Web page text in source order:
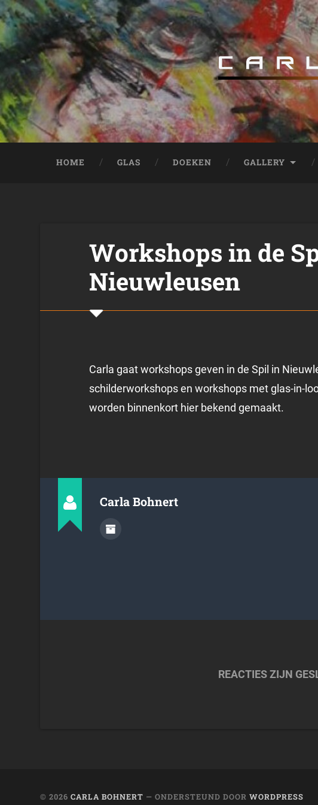
HOME GLAS DOEKEN GALLERY
Workshops in de
Nieuwleusen
Carla gaat workshops geven in de Spil in
schilderworkshops en workshops met glas-in-
worden binnenkort hier bekend gemaakt.
Carla Bohnert
REACTIES ZIJN
© 2026CARLA BOHNERT — ONDERSTEUND DOORWORDPRESS